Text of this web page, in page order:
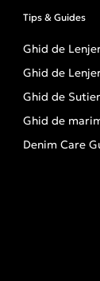
Tips & Guides
Ghid de
Ghid de
Ghid de
Ghid de
Denim Care